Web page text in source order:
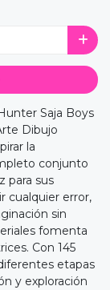
Saja Boys
Dibujo
la
conjunto
para sus
cualquier error,
sin
fomenta
Con 145
etapas
y exploración